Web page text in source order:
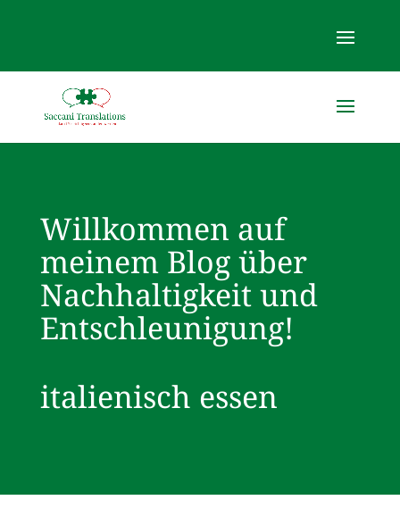
Willkommen auf
meinem Blog über
Nachhaltigkeit und
Entschleunigung!
italienisch essen